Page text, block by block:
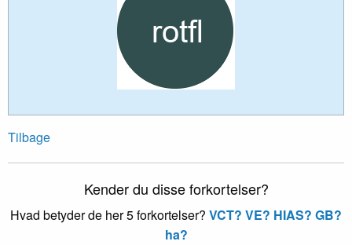
Tilbage
Kender du disse forkortelser?
Hvad betyder de her 5 forkortelser? VCT? VE? HIAS? GB?
ha?